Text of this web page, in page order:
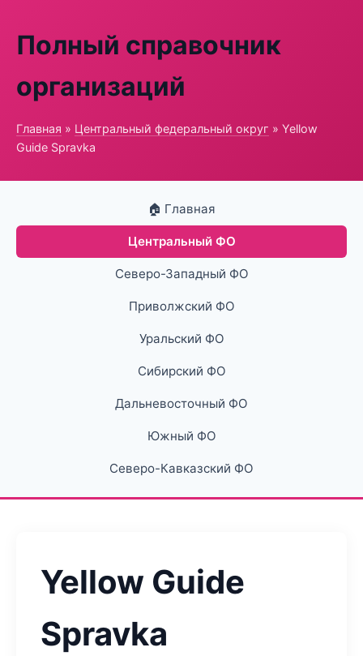
Полный справочник
организаций
Главная » Центральный федеральный округ » Yellow
Guide Spravka
🏠 Главная
Центральный ФО
Северо-Западный ФО
Приволжский ФО
Уральский ФО
Сибирский ФО
Дальневосточный ФО
Южный ФО
Северо-Кавказский ФО
Yellow Guide
Spravka